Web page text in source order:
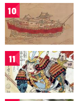
10
11